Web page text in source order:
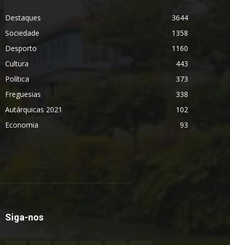
Destaques
3644
Sociedade
1358
Desporto
1160
Cultura
443
Política
373
Freguesias
338
Autárquicas 2021
102
Economia
93
Siga-nos